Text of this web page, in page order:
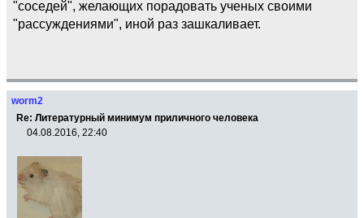
"соседей", желающих порадовать ученых своими
"рассуждениями", иной раз зашкаливает.
worm2
Re: Литературный минимум приличного человека
04.08.2016, 22:40